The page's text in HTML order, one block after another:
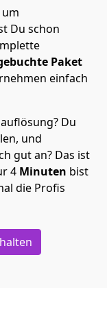
Du schon
Paket
einfach
Du
und
gut an? Das ist
4 Minuten bist
die Profis